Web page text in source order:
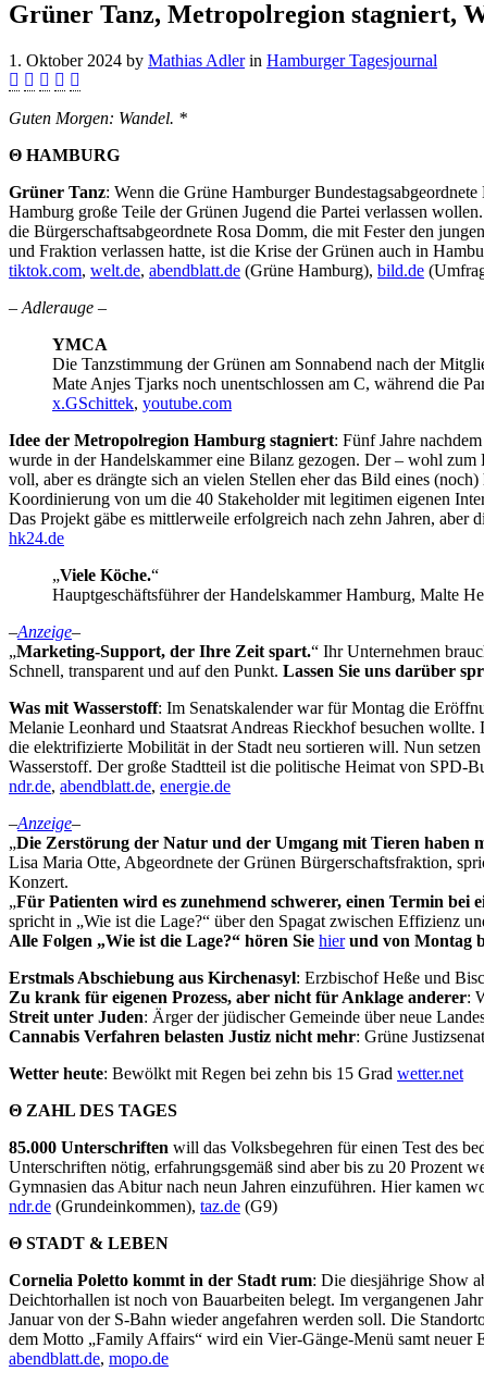
Grüner Tanz, Metropolregion stagniert,
1. Oktober 2024 by Mathias Adler in Hamburger Tagesjournal
Guten Morgen: Wandel. *
Θ HAMBURG
Grüner Tanz: Wenn die Grüne Hamburger
Hamburg große Teile der Grünen Jugend die Partei verlassen
die Bürgerschaftsabgeordnete Rosa Domm, die mit Fester den
und Fraktion verlassen hatte, ist die Krise der Grünen auch in
tiktok.com, welt.de, abendblatt.de (Grüne Hamburg), bild.de
– Adlerauge –
YMCA
Die Tanzstimmung der Grünen am Sonnabend nach der
Mate Anjes Tjarks noch unentschlossen am C, während die
x.GSchittek, youtube.com
Idee der Metropolregion Hamburg stagniert: Fünf Jahre
wurde in der Handelskammer eine Bilanz gezogen. Der – wohl
voll, aber es drängte sich an vielen Stellen eher das Bild eines
Koordinierung von um die 40 Stakeholder mit legitimen eigenen
Das Projekt gäbe es mittlerweile erfolgreich nach zehn Jahren,
hk24.de
„Viele Köche.“
Hauptgeschäftsführer der Handelskammer Hamburg, Malte
–Anzeige–
„Marketing-Support, der Ihre Zeit spart.“ Ihr Unternehmen
Schnell, transparent und auf den Punkt. Lassen Sie uns darüber
Was mit Wasserstoff: Im Senatskalender war für Montag die
Melanie Leonhard und Staatsrat Andreas Rieckhof besuchen
die elektrifizierte Mobilität in der Stadt neu sortieren will. Nun
Wasserstoff. Der große Stadtteil ist die politische Heimat von SPD-
ndr.de, abendblatt.de, energie.de
–Anzeige–
„Die Zerstörung der Natur und der Umgang mit Tieren haben
Lisa Maria Otte, Abgeordnete der Grünen Bürgerschaftsfraktion,
Konzert.
„Für Patienten wird es zunehmend schwerer, einen Termin bei
spricht in „Wie ist die Lage?“ über den Spagat zwischen Effizienz
Alle Folgen „Wie ist die Lage?“ hören Sie hier und von Montag
Erstmals Abschiebung aus Kirchenasyl: Erzbischof Heße und
Zu krank für eigenen Prozess, aber nicht für Anklage anderer:
Streit unter Juden: Ärger der jüdischer Gemeinde über neue
Cannabis Verfahren belasten Justiz nicht mehr: Grüne
Wetter heute: Bewölkt mit Regen bei zehn bis 15 Grad wetter.net
Θ ZAHL DES TAGES
85.000 Unterschriften will das Volksbegehren für einen Test des
Unterschriften nötig, erfahrungsgemäß sind aber bis zu 20 Prozent
Gymnasien das Abitur nach neun Jahren einzuführen. Hier kamen
ndr.de (Grundeinkommen), taz.de (G9)
Θ STADT & LEBEN
Cornelia Poletto kommt in der Stadt rum: Die diesjährige Show
Deichtorhallen ist noch von Bauarbeiten belegt. Im vergangenen
Januar von der S-Bahn wieder angefahren werden soll. Die
dem Motto „Family Affairs“ wird ein Vier-Gänge-Menü samt neuer
abendblatt.de, mopo.de